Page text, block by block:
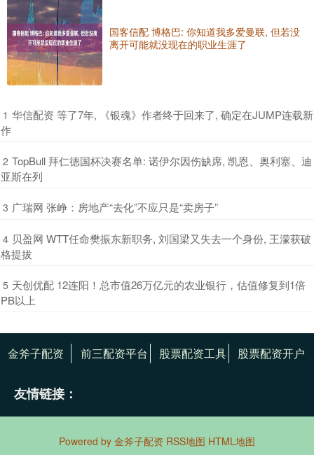
国客信配 博格巴: 你知道我多爱曼联, 但若没
离开可能就没现在的职业生涯了
1 ​华信配资 等了7年, 《银魂》作者终于回来了, 确定在JUMP连载新
作
2 ​TopBull 拜仁德国杯决赛名单: 诺伊尔因伤缺席, 凯恩、奥利塞、迪
亚斯在列
3 ​广瑞网 张峥：房地产“去化”不应只是“卖房子”
4 ​贝盈网 WTT任命樊振东新职务, 刘国梁又失去一个身份, 王濛获破
格提拔
5 ​天创优配 12连阳！总市值26万亿元的农业银行，估值修复到1倍
PB以上
金斧子配资 前三配资平台 股票配资工具 股票配资开户
友情链接：
Powered by 金斧子配资 RSS地图 HTML地图